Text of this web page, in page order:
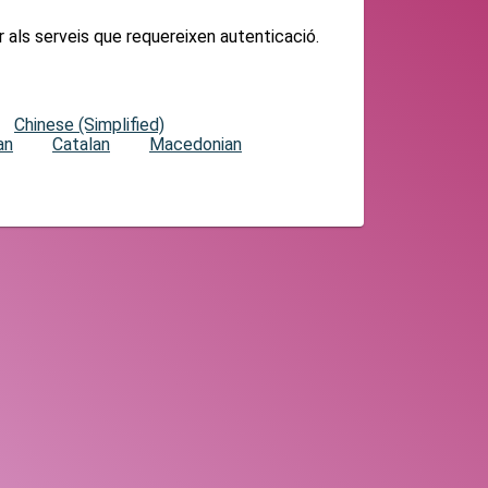
serveis que requereixen autenticació.
Chinese (Simplified)
Catalan
Macedonian